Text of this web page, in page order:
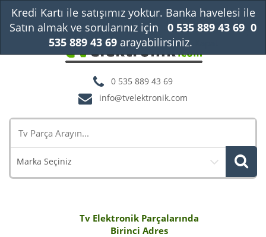
0 535 889 43 69
info@tvelektronik.com
Marka Seçiniz
Tv Elektronik Parçalarında
Birinci Adres
Kredi Kartı ile satışımız yoktur. Banka havelesi ile
Satın almak ve sorularınız için
0 535 889 43 69 0
535 889 43 69arayabilirsiniz.